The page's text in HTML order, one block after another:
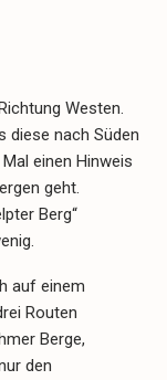
Westen.
diese nach Süden
einen Hinweis
geht.
Berg“
auf einem
Routen
Berge,
den